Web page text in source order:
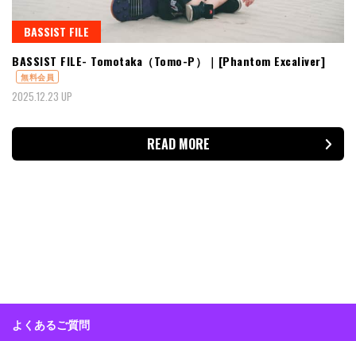
BASSIST FILE
BASSIST FILE- Tomotaka（Tomo-P）｜[Phantom Excaliver]
無料会員
2025.12.23 UP
READ MORE
よくあるご質問